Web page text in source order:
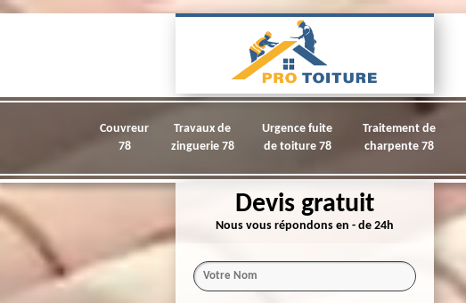
Couvreur
78
Travaux de
zinguerie 78
Urgence fuite
de toiture 78
Traitement de
charpente 78
Devis gratuit
Nous vous répondons en - de 24h